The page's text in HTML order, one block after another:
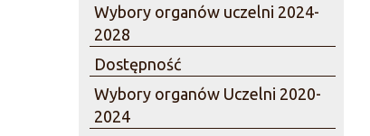
Wybory organów uczelni 2024-
2028
Dostępność
Wybory organów Uczelni 2020-
2024